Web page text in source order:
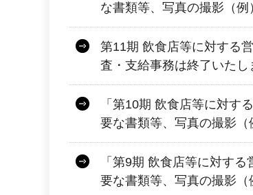
な書類等、写真の撮影（例
第11期 飲食店等に対する
査・支給事務は終了いたし
「第10期 飲食店等に対す
要な書類等、写真の撮影（
「第9期 飲食店等に対す
要な書類等、写真の撮影（